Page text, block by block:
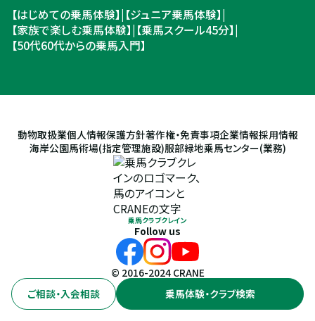
ご相談・入会相談 乗馬体験・クラブ検索
【はじめての乗馬体験】| 【ジュニア乗馬体験】|
【家族で楽しむ乗馬体験】| 【乗馬スクール45分】|
【50代60代からの乗馬入門】
動物取扱業個人情報保護方針著作権・免責事項企業情報採用情報
海岸公園馬術場(指定管理施設)服部緑地乗馬センター(業務)
乗馬クラブクレイン
Follow us
© 2016-2024 CRANE